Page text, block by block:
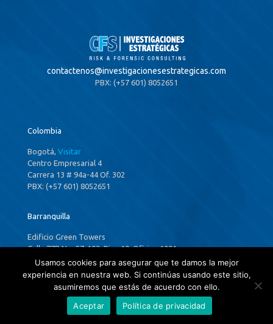
contactenos@investigacionesestrategicas.com
PBX: (+57 601) 8052651
Colombia
Bogotá, Visitar
Centro Empresarial 4
Carrera 13 # 94a-44 Of. 302
PBX: (+57 601) 8052651
Barranquilla
Edificio Green Towers
Calle 77B No. 57-103, Piso 10, Oficina 1001
Tel: (+57 605) 3162368
Usamos cookies para asegurar que te damos la mejor
experiencia en nuestra web. Si continúas usando este sitio,
asumiremos que estás de acuerdo con ello.
Aceptar
Política de privacidad